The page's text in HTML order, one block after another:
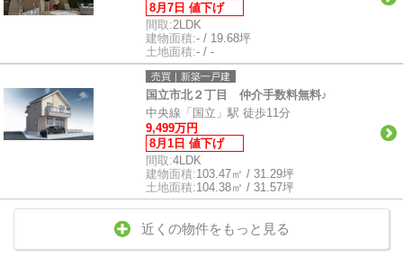
8月7日 値下げ
間取:2LDK
建物面積:- / 19.68坪
土地面積:- / -
売買｜新築一戸建
国立市北２丁目 仲介手数料無料♪
中央線「国立」駅 徒歩11分
9,499万円
8月1日 値下げ
間取:4LDK
建物面積:103.47㎡ / 31.29坪
土地面積:104.38㎡ / 31.57坪
近くの物件をもっと見る